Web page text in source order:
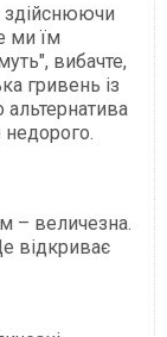
здійснюючи
ми їм
вибачте,
гривень із
альтернатива
– величезна.
відкриває